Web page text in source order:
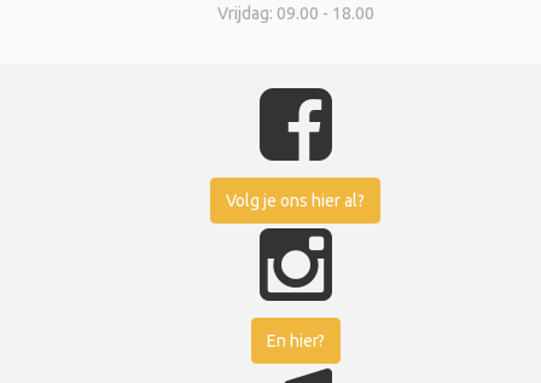
Vrijdag: 09.00 - 18.00
Volg je ons hier al?
En hier?